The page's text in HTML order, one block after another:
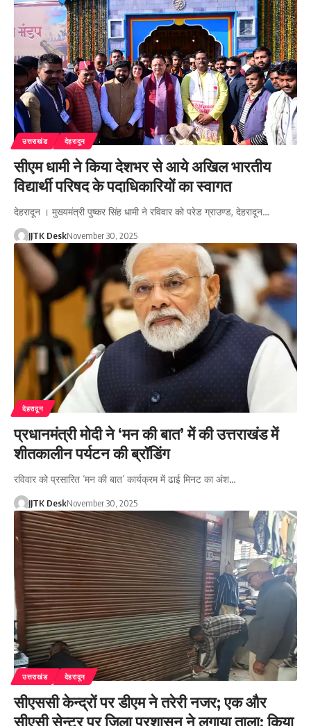
उत्तराखंड देहरादून
सीएम धामी ने किया देशभर से आये अखिल भारतीय
विद्यार्थी परिषद के पदाधिकारियों का स्वागत
देहरादून । मुख्यमंत्री पुष्कर सिंह धामी ने रविवार को परेड ग्राउण्ड, देहरादून…
JJTK DeskNovember 30, 2025
देहरादून
प्रधानमंत्री मोदी ने ‘मन की बात’ में की उत्तराखंड में
शीतकालीन पर्यटन की ब्रॉडिंग
रविवार को प्रसारित ‘मन की बात’ कार्यक्रम में ढाई मिनट का अंश…
JJTK DeskNovember 30, 2025
उत्तराखंड देहरादून
सीएससी केन्द्रों पर डीएम ने तरेरी नजर; एक और
सीएसी सेन्टर पर जिला प्रशासन ने लगाया ताला; किया